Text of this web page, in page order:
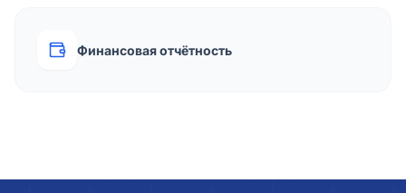
Финансовая отчётность